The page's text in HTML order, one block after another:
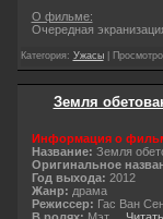
О фильме:
Очередная
Категория: Ужасы|
Земля
Информация о
Название: Земля
Оригинальное
Год выхода: 2012
Жанр: драма
Режиссер: Гас Ван